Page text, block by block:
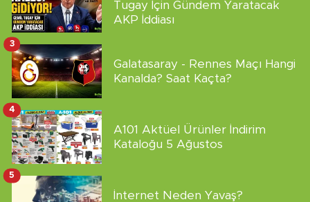
Tugay İçin Gündem Yaratacak
AKP İddiası
Galatasaray - Rennes Maçı Hangi
Kanalda? Saat Kaçta?
3
A101 Aktüel Ürünler İndirim
Kataloğu 5 Ağustos
4
İnternet Neden Yavaş?
5